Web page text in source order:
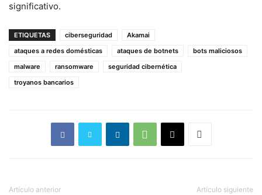
significativo.
ETIQUETAS ciberseguridad
Akamai
ataques a redes domésticas
ataques de botnets
bots maliciosos
malware
ransomware
seguridad cibernética
troyanos bancarios
Artículo anterior Artículo siguiente